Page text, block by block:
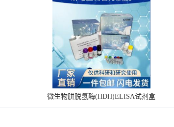
微生物肼脱氢酶(HDH)ELISA试剂盒